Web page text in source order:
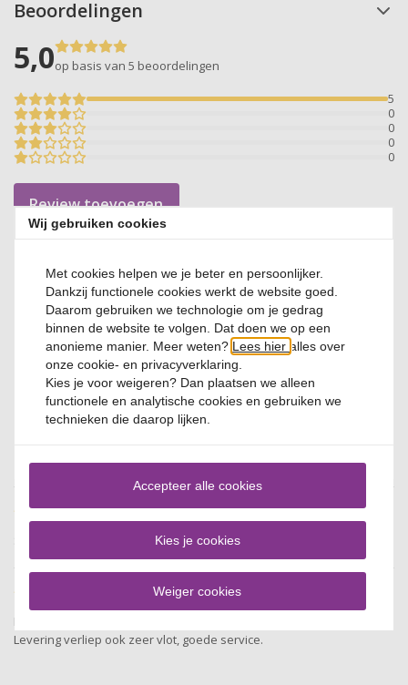
Beoordelingen
5,0op basis van 5 beoordelingen
5
0
0
0
0
Review toevoegen
Katrin
Prima en snel
Jolijn
Mooie glazen! Verzending goed!
Hele mooie stijlvolle glazen
S. De Blois
Snelle levering. Product goed aangekomen. Mooie stevige glazen
Levering verliep ook zeer vlot, goede service.
Wij gebruiken cookies
Met cookies helpen we je beter en persoonlijker.
Dankzij functionele cookies werkt de website goed.
Daarom gebruiken we technologie om je gedrag
binnen de website te volgen. Dat doen we op een
anonieme manier. Meer weten? Lees hier alles over
onze cookie- en privacyverklaring.
Kies je voorweigeren? Dan plaatsen we alleen
functionele en analytische cookies en gebruiken we
technieken die daarop lijken.
Accepteer alle cookies
Kies je cookies
Weiger cookies